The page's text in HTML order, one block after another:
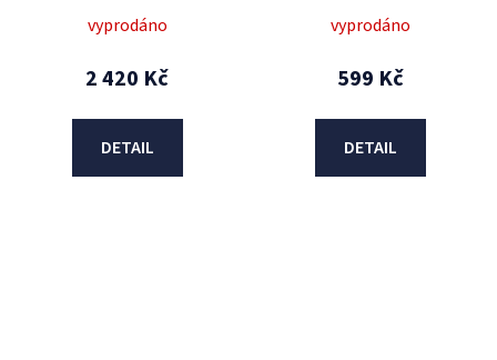
vyprodáno
2 420 Kč
DETAIL
vyprodáno
599 Kč
DETAIL